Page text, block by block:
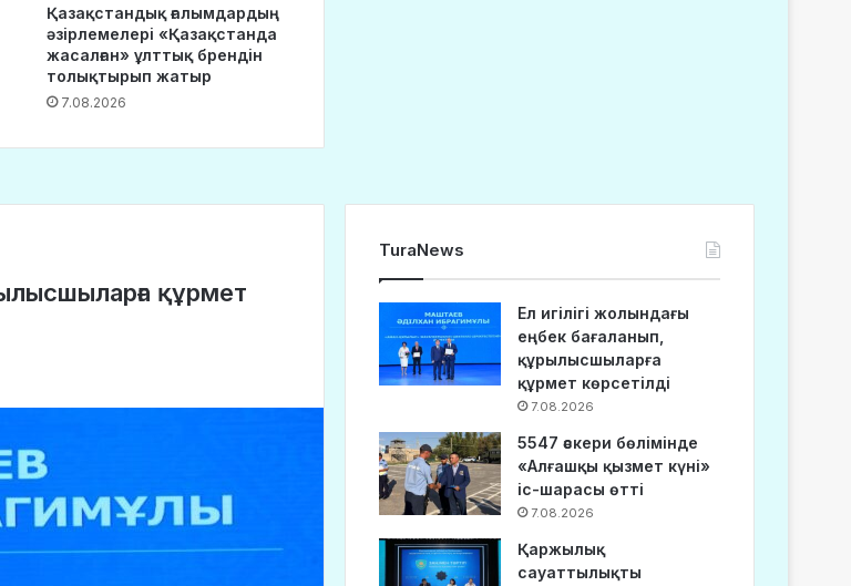
Қазақстандық ғалымдардың
әзірлемелері «Қазақстанда
жасалған» ұлттық брендін
толықтырып жатыр
7.08.2026